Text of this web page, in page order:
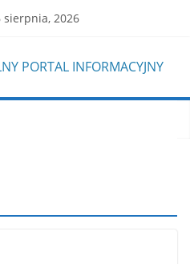
sierpnia, 2026